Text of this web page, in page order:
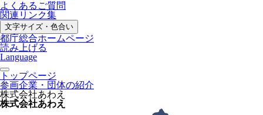
よくあるご質問
関連リンク集
文字サイズ・色合い
都庁総合ホームページ
読み上げる
Language
トップページ
参画企業・団体の紹介
株式会社あわえ
株式会社あわえ